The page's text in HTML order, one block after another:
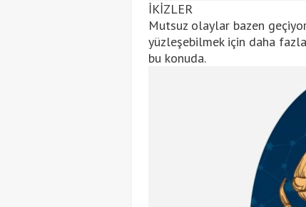
İKİZLER
Mutsuz olaylar bazen
yüzleşebilmek için daha
bu konuda.